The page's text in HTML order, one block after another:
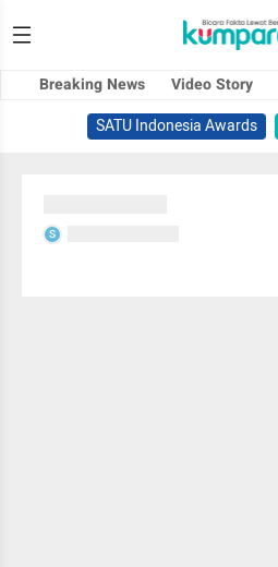
Breaking News Video Story
SATU Indonesia Awards
S